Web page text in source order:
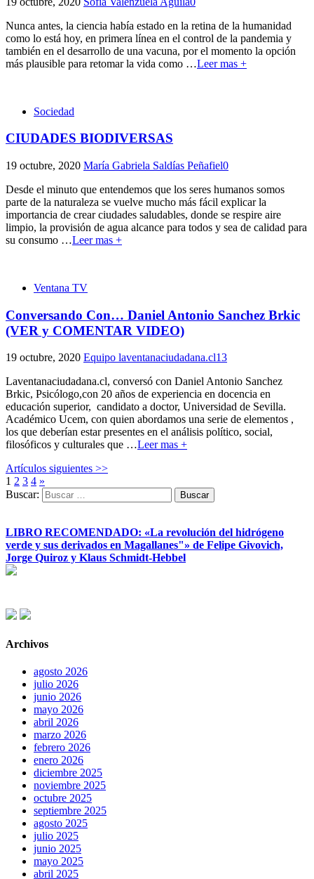
Nunca antes, la ciencia había estado en la retina de la humanidad
como lo está hoy, en primera línea en el control de la pandemia y
también en el desarrollo de una vacuna, por el momento la opción
más plausible para retomar la vida como …Leer mas +
Sociedad
CIUDADES BIODIVERSAS
19 octubre, 2020 María Gabriela Saldías Peñafiel0
Desde el minuto que entendemos que los seres humanos somos
parte de la naturaleza se vuelve mucho más fácil explicar la
importancia de crear ciudades saludables, donde se respire aire
limpio, la provisión de agua alcance para todos y sea de calidad para
su consumo …Leer mas +
Ventana TV
Conversando Con… Daniel Antonio Sanchez Brkic
(VER y COMENTAR VIDEO)
19 octubre, 2020 Equipo laventanaciudadana.cl13
Laventanaciudadana.cl, conversó con Daniel Antonio Sanchez
Brkic, Psicólogo,con 20 años de experiencia en docencia en
educación superior, candidato a doctor, Universidad de Sevilla.
Académico Ucem, con quien abordamos una serie de elementos ,
los que deberían estar presentes en el análisis político, social,
filosóficos y culturales que …Leer mas +
Artículos siguientes >>
1 2 3 4 »
Buscar:
LIBRO RECOMENDADO: «La revolución del hidrógeno
verde y sus derivados en Magallanes"» de Felipe Givovich,
Jorge Quiroz y Klaus Schmidt-Hebbel
Archivos
agosto 2026
julio 2026
junio 2026
mayo 2026
abril 2026
marzo 2026
febrero 2026
enero 2026
diciembre 2025
noviembre 2025
octubre 2025
septiembre 2025
agosto 2025
julio 2025
junio 2025
mayo 2025
abril 2025